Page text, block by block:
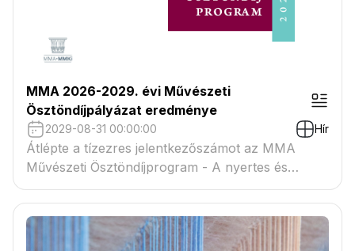
MMA 2026-2029. évi Művészeti
Ösztöndíjpályázat eredménye
2029-08-31 00:00:00 Hír
Átlépte a tízezres jelentkezőszámot az MMA
Művészeti Ösztöndíjprogram - A nyertes és
tartaléklistás pályázók névsora megtekinthető a
csatolmányban